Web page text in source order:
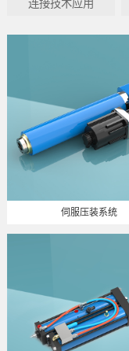
连接技术应用
伺服压装系统